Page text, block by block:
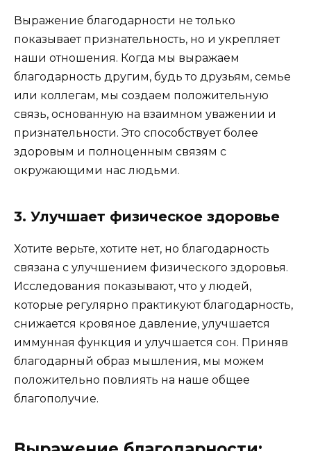
Выражение благодарности не только
показывает признательность, но и укрепляет
наши отношения. Когда мы выражаем
благодарность другим, будь то друзьям, семье
или коллегам, мы создаем положительную
связь, основанную на взаимном уважении и
признательности. Это способствует более
здоровым и полноценным связям с
окружающими нас людьми.
3. Улучшает физическое здоровье
Хотите верьте, хотите нет, но благодарность
связана с улучшением физического здоровья.
Исследования показывают, что у людей,
которые регулярно практикуют благодарность,
снижается кровяное давление, улучшается
иммунная функция и улучшается сон. Приняв
благодарный образ мышления, мы можем
положительно повлиять на наше общее
благополучие.